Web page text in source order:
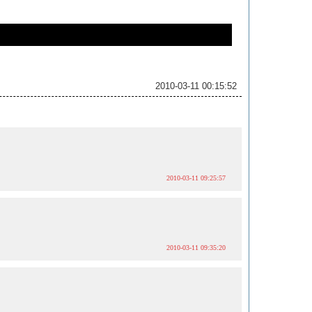
2010-03-11 00:15:52
2010-03-11 09:25:57
2010-03-11 09:35:20